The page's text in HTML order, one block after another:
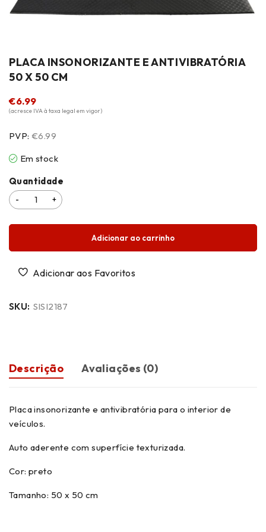
PLACA INSONORIZANTE E ANTIVIBRATÓRIA
50 X 50 CM
€6.99
(acresce IVA à taxa legal em vigor)
PVP: €6.99
Em stock
Quantidade
Adicionar ao carrinho
SKU: SISI2187
Descrição Avaliações (0)
Placa insonorizante e antivibratória para o interior de
veículos.
Auto aderente com superfície texturizada.
Cor: preto
Tamanho: 50 x 50 cm